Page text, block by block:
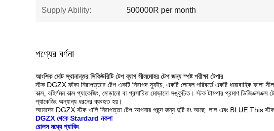
Supply Ability: 500000R per month
পণ্যের বর্ণনা
আংশিক মোট স্থানান্তর সিকিউরিটি টেপ ব্যাগ সীলমোহর টেপ জন্য স্পষ্ট পরীক্ষা টেপার
স্টক DGZX ফাঁকা নিরাপত্তার টেপ একটি নিরাপদ স্যুইচ, একটি লেবেল পরিবর্তে একটি ধারাবাহিক
বাক্স, বহির্গমন বাক্স প্যাকেজিং, মোড়ানো বা প্রসারিত মোড়ানো সঙ্কুচিত। স্টক টামপার প্রমাণ ডিজিএক্সএক্স
প্যাকেজিং অন্যান্য ধরনের ব্যবহৃত হয়।
আমাদের DGZX স্টক খালি নিরাপত্তা টেপ আপনার পছন্দ জন্য দুটি রং আছে: লাল এবং BLUE.This
DGZX থেকে Stardard নকশা
রোলস মধ্যে প্যাকিং